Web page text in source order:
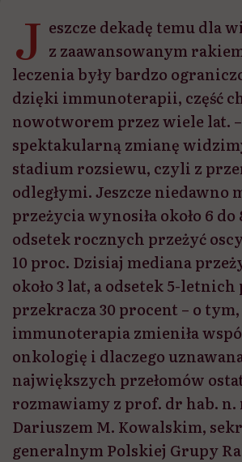
J eszcze dekadę temu dla
z zaawansowanym
leczenia były bardzo
dzięki immunoterapii, część
nowotworem przez wiele lat.
spektakularną zmianę
stadium rozsiewu, czyli z
odległymi. Jeszcze niedawno
przeżycia wynosiła około 6 do
odsetek rocznych przeżyć
10 proc. Dzisiaj mediana
około 3 lat, a odsetek 5-letnich
przekracza 30 procent – o
immunoterapia zmieniła
onkologię i dlaczego
największych przełomów
rozmawiamy z prof. dr hab. n.
Dariuszem M. Kowalskim,
generalnym Polskiej Grupy